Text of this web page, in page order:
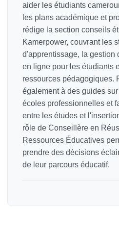
aider les étudiants
les plans académique et
rédige la section conseils
Kamerpower, couvrant les
d'apprentissage, la gestion
en ligne pour les étudiants
ressources pédagogiques.
également à des guides
écoles professionnelles et
entre les études et
rôle de Conseillère en
Ressources Éducatives
prendre des décisions
de leur parcours éducatif.